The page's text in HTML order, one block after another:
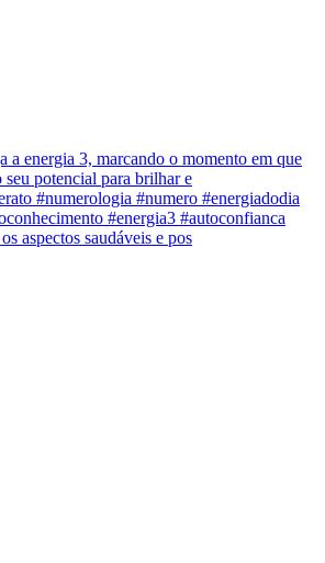
aspectos saudáveis e pos